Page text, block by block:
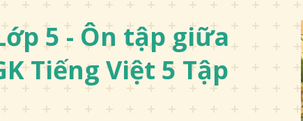
5 - Ôn tập giữa
Tiếng Việt 5 Tập